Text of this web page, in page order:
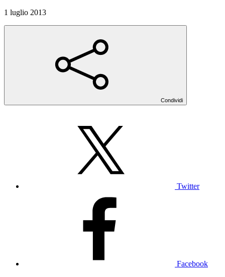
1 luglio 2013
Condividi
Twitter
Facebook